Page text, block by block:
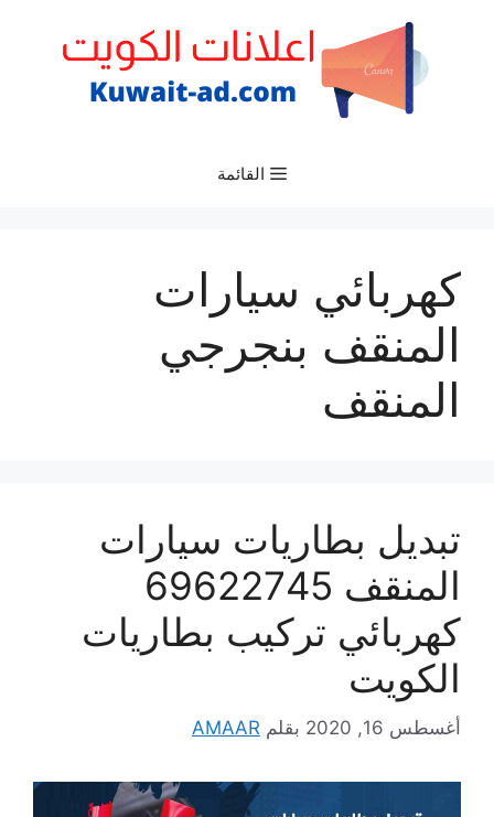
القائمة
كهربائي سيارات
المنقف بنجرجي
المنقف
تبديل بطاريات سيارات
المنقف 69622745
كهربائي تركيب بطاريات
الكويت
أغسطس 16, 2020 بقلم AMAAR